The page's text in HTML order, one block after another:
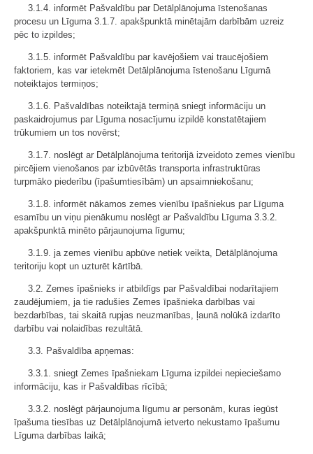
3.1.4. informēt Pašvaldību par Detālplānojuma īstenošanas
procesu un Līguma 3.1.7. apakšpunktā minētajām darbībām uzreiz
pēc to izpildes;
3.1.5. informēt Pašvaldību par kavējošiem vai traucējošiem
faktoriem, kas var ietekmēt Detālplānojuma īstenošanu Līgumā
noteiktajos termiņos;
3.1.6. Pašvaldības noteiktajā termiņā sniegt informāciju un
paskaidrojumus par Līguma nosacījumu izpildē konstatētajiem
trūkumiem un tos novērst;
3.1.7. noslēgt ar Detālplānojuma teritorijā izveidoto zemes vienību
pircējiem vienošanos par izbūvētās transporta infrastruktūras
turpmāko piederību (īpašumtiesībām) un apsaimniekošanu;
3.1.8. informēt nākamos zemes vienību īpašniekus par Līguma
esamību un viņu pienākumu noslēgt ar Pašvaldību Līguma 3.3.2.
apakšpunktā minēto pārjaunojuma līgumu;
3.1.9. ja zemes vienību apbūve netiek veikta, Detālplānojuma
teritoriju kopt un uzturēt kārtībā.
3.2. Zemes īpašnieks ir atbildīgs par Pašvaldībai nodarītajiem
zaudējumiem, ja tie radušies Zemes īpašnieka darbības vai
bezdarbības, tai skaitā rupjas neuzmanības, ļaunā nolūkā izdarīto
darbību vai nolaidības rezultātā.
3.3. Pašvaldība apņemas:
3.3.1. sniegt Zemes īpašniekam Līguma izpildei nepieciešamo
informāciju, kas ir Pašvaldības rīcībā;
3.3.2. noslēgt pārjaunojuma līgumu ar personām, kuras iegūst
īpašuma tiesības uz Detālplānojumā ietverto nekustamo īpašumu
Līguma darbības laikā;